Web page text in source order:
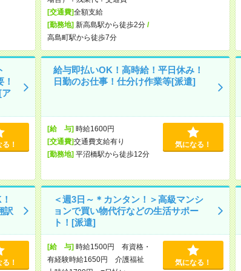
[交通費]全額支給
[勤務地]新高島駅から徒歩2分/
高島町駅から徒歩7分
！
給与即払いOK！高時給！平日休み！
日勤のお仕事！仕分け作業等[派遣]
[給 与]時給1600円
[交通費]交通費支給有り
[勤務地]平沼橋駅から徒歩12分
気になる！
訳
！
＜週3日～＊カンタン！＞高級マンシ
ョンで買い物代行などの生活サポー
ト！[派遣]
[給 与]時給1500円 有資格・
有経験時給1650円 介護福祉
気になる！